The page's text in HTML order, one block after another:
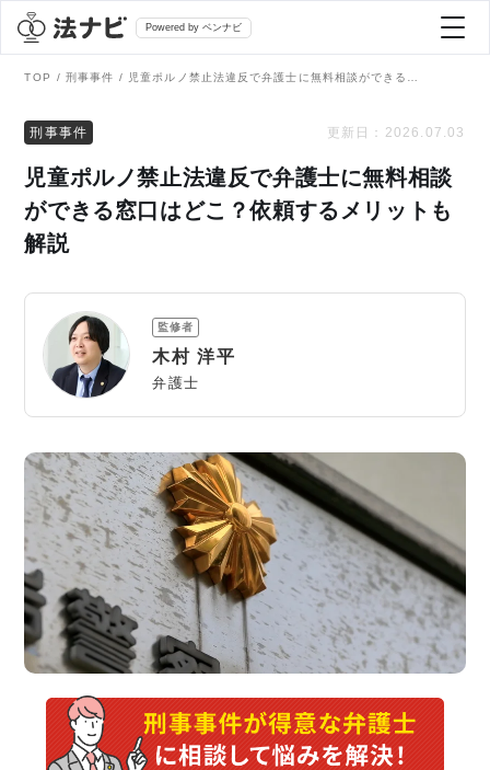
Powered by ベンナビ
全て
法律相談
刑事事件
債務整理
交通事故
遺産相続
労働問題
債権回収
IT・ネット
弁護士を探す
AI Search Premium
掲載をご検討の弁護士の方へ
TOP 刑事事件
刑事事件 更新日： 2026.07.03
児童ポルノ禁止法違反で弁護士に無料相談
ができる窓口はどこ？依頼するメリットも
解説
監修者
木村 洋平
弁護士